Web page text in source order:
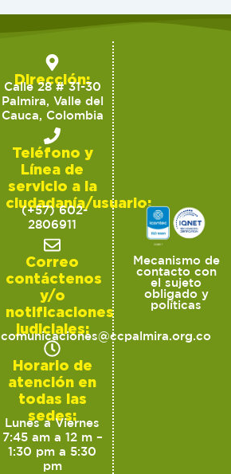
Dirección:
Calle 28 # 31-30
Palmira, Valle del
Cauca, Colombia
Teléfono y
Línea de
servicio a la
ciudadanía/usuario:
(+57) 602-
2806911
Correo
contáctenos
y/o
notificaciones
judiciales:
comunicaciones@ccpalmira.org.co
Horario de
atención en
todas las
sedes:
Lunes a Viernes
7:45 am a 12 m –
1:30 pm a 5:30
pm
Mecanismo de
contacto con
el sujeto
obligado y
políticas